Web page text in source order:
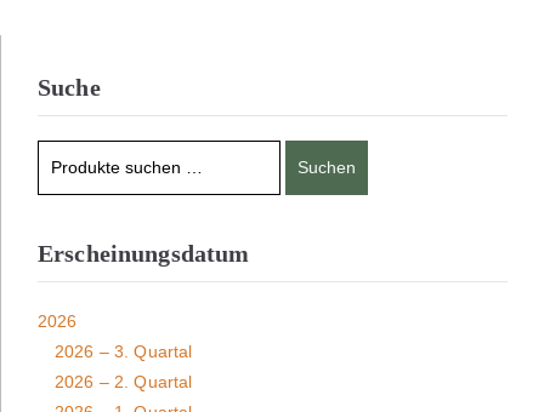
Suche
Suchen
Erscheinungsdatum
2026
2026 – 3. Quartal
2026 – 2. Quartal